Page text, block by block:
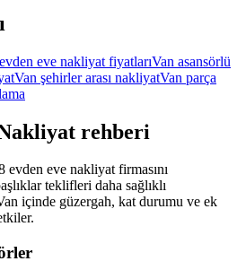
eve nakliyat fiyatlarıVan asansörlü
Van şehirler arası nakliyatVan parça
rehberi
evden eve nakliyat firmasını
teklifleri daha sağlıklı
içinde güzergah, kat durumu ve ek